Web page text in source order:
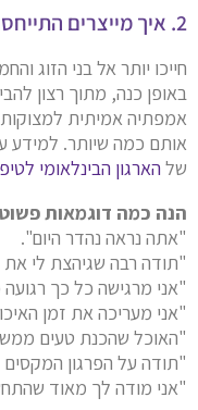
2. איך מייצרים התייחסות נעימה ביומיום?
חייכו יותר אל בני הזוג
באופן כנה, מתוך רצון
אמפתיה אמיתית
אותם כמה שיותר. למידע
שלהארגון הבינלאומי
הנה כמה דוגמאות
"אתה נראה נהדר היום".
"תודה רבה שגיהצת לי
"אני מרגישה כל כך
"אני מעריכה את זמן
"האוכל שהכנת טעים
"תודה על הפרגון
"אני מודה לך מאוד